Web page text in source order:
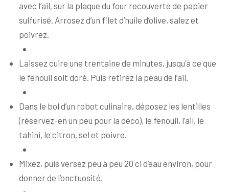
avec l’ail, sur la plaque du four recouverte de papier
sulfurisé. Arrosez d’un filet d’huile d’olive, salez et
poivrez.
Laissez cuire une trentaine de minutes, jusqu’à ce que
le fenouil soit doré. Puis retirez la peau de l’ail.
Dans le bol d’un robot culinaire, déposez les lentilles
(réservez-en un peu pour la déco), le fenouil, l’ail, le
tahini, le citron, sel et poivre.
Mixez, puis versez peu à peu 20 cl d’eau environ, pour
donner de l’onctuosité.